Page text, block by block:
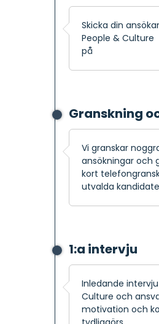
Skicka din
People & Culture
på
Granskning
Vi granskar
ansökningar och
kort
utvalda
1:a intervju
Inledande
Culture och
motivation och